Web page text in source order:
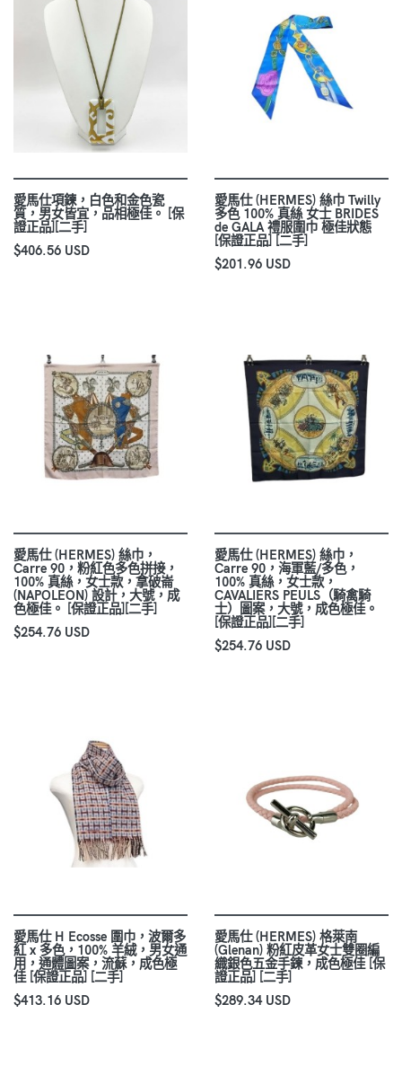
愛馬仕項鍊，白色和金色瓷
質，男女皆宜，品相極佳。 [保
證正品][二手]
$406.56 USD
愛馬仕 (HERMES) 絲巾 Twilly
多色 100% 真絲 女士 BRIDES
de GALA 禮服圍巾 極佳狀態
[保證正品] [二手]
$201.96 USD
愛馬仕 (HERMES) 絲巾，
Carre 90，粉紅色多色拼接，
100% 真絲，女士款，拿破崙
(NAPOLEON) 設計，大號，成
色極佳。 [保證正品][二手]
$254.76 USD
愛馬仕 (HERMES) 絲巾，
Carre 90，海軍藍/多色，
100% 真絲，女士款，
CAVALIERS PEULS（騎禽騎
士）圖案，大號，成色極佳。
[保證正品][二手]
$254.76 USD
愛馬仕 H Ecosse 圍巾，波爾多
紅 x 多色，100% 羊絨，男女通
用，通體圖案，流蘇，成色極
佳 [保證正品] [二手]
$413.16 USD
愛馬仕 (HERMES) 格萊南
(Glenan) 粉紅皮革女士雙圈編
織銀色五金手鍊，成色極佳 [保
證正品] [二手]
$289.34 USD